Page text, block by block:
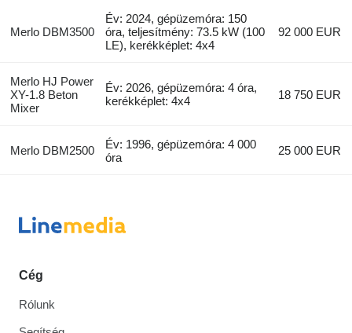
Merlo DBM3500
Év: 2024, gépüzemóra: 150
óra, teljesítmény: 73.5 kW (100
LE), kerékképlet: 4x4
92 000 EUR
Merlo HJ Power
XY-1.8 Beton
Mixer
Év: 2026, gépüzemóra: 4 óra,
kerékképlet: 4x4
18 750 EUR
Merlo DBM2500
Év: 1996, gépüzemóra: 4 000
óra
25 000 EUR
Cég
Rólunk